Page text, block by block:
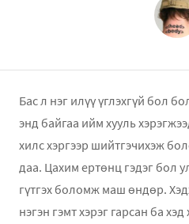
Бас л нэг илүү үглэхгүй бол
энд байгаа ийм хууль
хилс хэргээр шийтгэчихэж
даа. Цахим ертөнц гэдэг бол
гүтгэх боломж маш өндөр.
нэгэн гэмт хэрэг гарсан ба